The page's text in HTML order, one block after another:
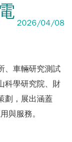
2026/04/08
、車輛研究測試
科學研究院、財
劃，展出涵蓋
與服務。